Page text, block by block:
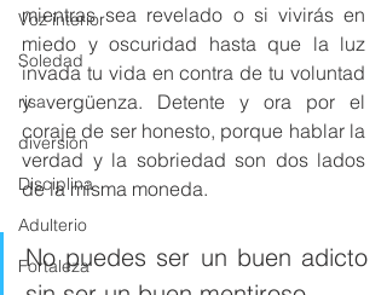
Voz interior
Soledad
risa
diversión
Disciplina
Adulterio
Fortaleza
mientras sea revelado o si vivirás en
miedo y oscuridad hasta que la luz
invada tu vida en contra de tu voluntad
y vergüenza. Detente y ora por el
coraje de ser honesto, porque hablar la
verdad y la sobriedad son dos lados
de la misma moneda.
No puedes ser un buen adicto